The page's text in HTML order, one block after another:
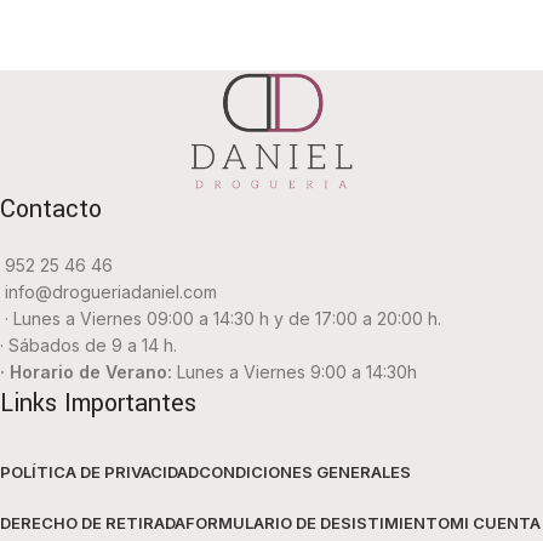
Contacto
952 25 46 46
info@drogueriadaniel.com
· Lunes a Viernes 09:00 a 14:30 h y de 17:00 a 20:00 h.
· Sábados de 9 a 14 h.
· Horario de Verano: Lunes a Viernes 9:00 a 14:30h
Links Importantes
POLÍTICA DE PRIVACIDADCONDICIONES GENERALES
DERECHO DE RETIRADAFORMULARIO DE DESISTIMIENTOMI CUENTA